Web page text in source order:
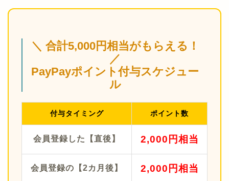
＼ 合計5,000円相当がもらえる！
／
PayPayポイント付与スケジュー
ル
付与タイミング ポイント数
会員登録した【直後】 2,000円相当
会員登録の【2カ月後】 2,000円相当